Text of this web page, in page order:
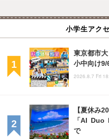
小学生アク
東京都市
小中向け9/
2026.8.7 Fri
【夏休み
「AI Duo
で